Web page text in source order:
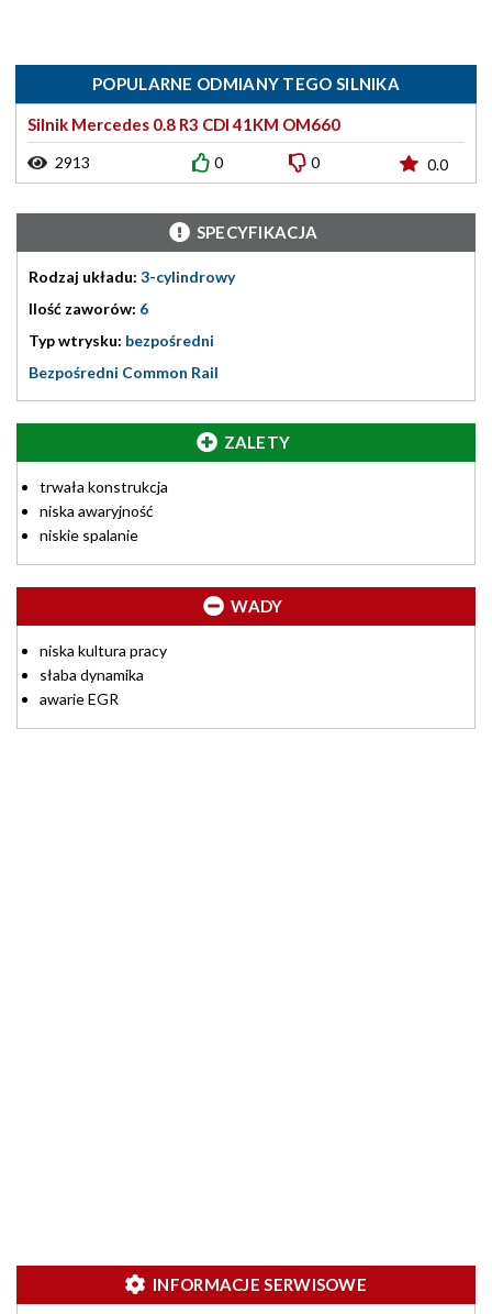
POPULARNE ODMIANY TEGO SILNIKA
Silnik Mercedes 0.8 R3 CDI 41KM OM660
2913 0 0 0.0
SPECYFIKACJA
Rodzaj układu: 3-cylindrowy
Ilość zaworów: 6
Typ wtrysku: bezpośredni
Bezpośredni Common Rail
ZALETY
trwała konstrukcja
niska awaryjność
niskie spalanie
WADY
niska kultura pracy
słaba dynamika
awarie EGR
INFORMACJE SERWISOWE